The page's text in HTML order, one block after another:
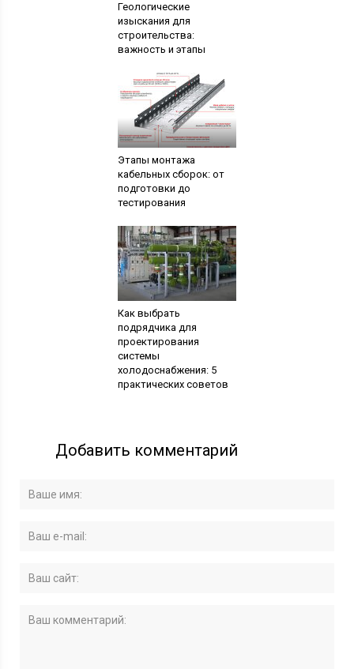
Геологические
изыскания для
строительства:
важность и этапы
Этапы монтажа
кабельных сборок: от
подготовки до
тестирования
Как выбрать
подрядчика для
проектирования
системы
холодоснабжения: 5
практических советов
Добавить комментарий